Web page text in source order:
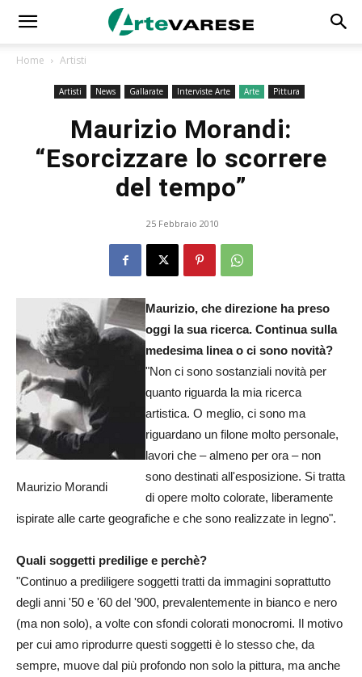
Home Artisti
Artisti News Gallarate Interviste Arte Arte Pittura
Maurizio Morandi:
“Esorcizzare lo scorrere
del tempo”
25 Febbraio 2010
Maurizio Morandi
Maurizio, che direzione ha preso
oggi la sua ricerca. Continua sulla
medesima linea o ci sono novità?
"Non ci sono sostanziali novità per
quanto riguarda la mia ricerca
artistica. O meglio, ci sono ma
riguardano un filone molto personale,
lavori che – almeno per ora – non
sono destinati all'esposizione. Si tratta
di opere molto colorate, liberamente
ispirate alle carte geografiche e che sono realizzate in legno".
Quali soggetti predilige e perchè?
"Continuo a prediligere soggetti tratti da immagini soprattutto
degli anni '50 e '60 del '900, prevalentemente in bianco e nero
(ma non solo), a volte con sfondi colorati monocromi. Il motivo
per cui amo riprodurre questi soggetti è lo stesso che, da
sempre, muove dal più profondo non solo la pittura, ma anche